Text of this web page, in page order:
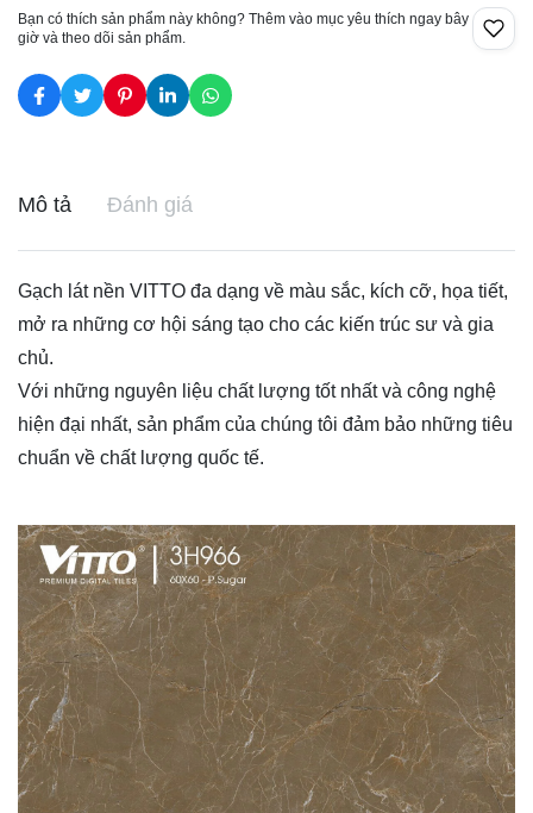
Bạn có thích sản phẩm này không? Thêm vào mục yêu thích ngay bây
giờ và theo dõi sản phẩm.
Mô tả Đánh giá
Gạch lát nền VITTO đa dạng về màu sắc, kích cỡ, họa tiết,
mở ra những cơ hội sáng tạo cho các kiến trúc sư và gia
chủ.
Với những nguyên liệu chất lượng tốt nhất và công nghệ
hiện đại nhất, sản phẩm của chúng tôi đảm bảo những tiêu
chuẩn về chất lượng quốc tế.